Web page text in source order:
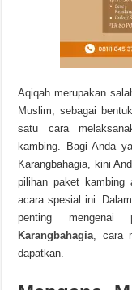
Aqiqah merupakan
Muslim, sebagai
satu cara
kambing. Bagi Anda
Karangbahagia, kini
pilihan paket kambing
acara spesial ini.
penting mengenai
Karangbahagia, cara
dapatkan.